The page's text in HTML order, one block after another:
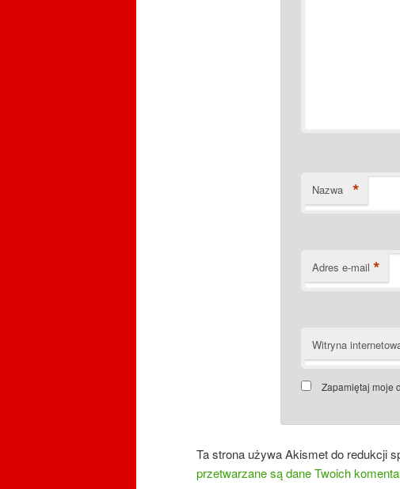
Nazwa *
Adres e-mail *
Witryna
Zapamiętaj moje
Ta strona używa Akismet do redukcji
przetwarzane są dane Twoich